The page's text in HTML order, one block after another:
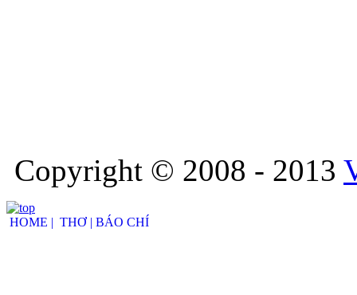
Copyright © 2008 - 2013
HOME | THƠ | BÁO CHÍ